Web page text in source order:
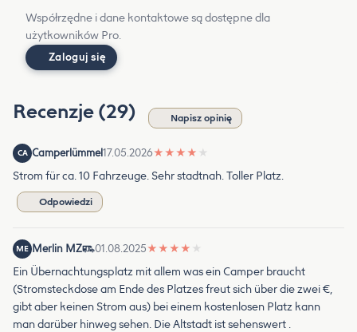
Współrzędne i dane kontaktowe są dostępne dla
użytkowników Pro.
Zaloguj się
Recenzje (29) Napisz opinię
CA Camperlümmel17.05.2026★ ★ ★ ★ ★
Strom für ca. 10 Fahrzeuge. Sehr stadtnah. Toller Platz.
Odpowiedzi
ME Merlin MZ 01.08.2025★ ★ ★ ★ ★
Ein Übernachtungsplatz mit allem was ein Camper braucht
(Stromsteckdose am Ende des Platzes freut sich über die zwei €,
gibt aber keinen Strom aus) bei einem kostenlosen Platz kann
man darüber hinweg sehen. Die Altstadt ist sehenswert .